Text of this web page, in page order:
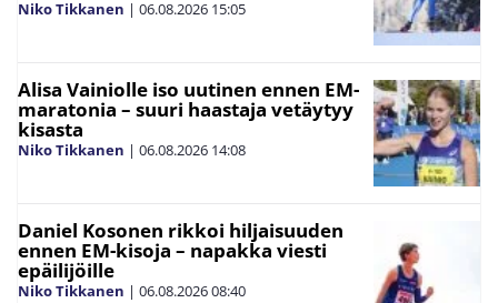
Niko Tikkanen | 06.08.2026 15:05
Alisa Vainiolle iso uutinen ennen EM-
maratonia – suuri haastaja vetäytyy
kisasta
Niko Tikkanen | 06.08.2026 14:08
Daniel Kosonen rikkoi hiljaisuuden
ennen EM-kisoja – napakka viesti
epäilijöille
Niko Tikkanen | 06.08.202608:40